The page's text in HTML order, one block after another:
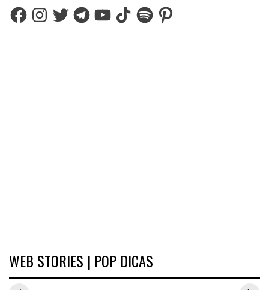
FacebookInstagram
TwitterTelegramYouTubeTikTokSpotifyPinterest
WEB STORIES | POP DICAS
Inspirações de
looks plus size
Estilo Pop Plus:
looks plus size
As peças que